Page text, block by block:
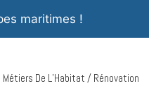
maritimes !
Métiers De L’Habitat / Rénovation